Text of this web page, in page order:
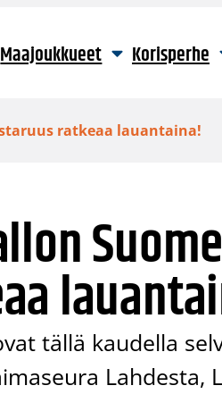
Maajoukkueet Korisperhe
ratkeaa lauantaina!
tällä kaudella
Lahdesta,